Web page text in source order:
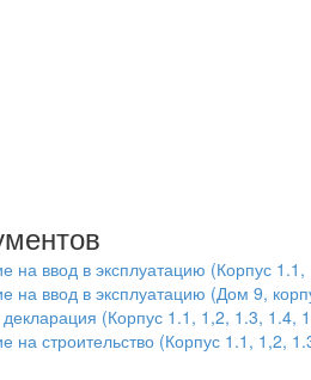
на ввод в эксплуатацию (Корпус
на ввод в эксплуатацию (Дом 9,
(Корпус 1.1, 1,2, 1.3, 1.4,
на строительство (Корпус 1.1, 1,2,